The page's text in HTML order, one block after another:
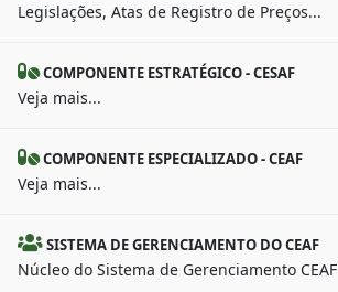
Legislações, Atas de Registro de Preços...
COMPONENTE ESTRATÉGICO - CESAF
Veja mais...
COMPONENTE ESPECIALIZADO - CEAF
Veja mais...
SISTEMA DE GERENCIAMENTO DO CEAF
Núcleo do Sistema de Gerenciamento CEAF